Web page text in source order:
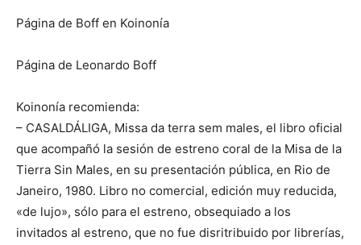
Página de Boff en Koinonía
Página de Leonardo Boff
Koinonía recomienda:
– CASALDÁLIGA, Missa da terra sem males, el libro oficial
que acompañó la sesión de estreno coral de la Misa de la
Tierra Sin Males, en su presentación pública, en Rio de
Janeiro, 1980. Libro no comercial, edición muy reducida,
«de lujo», sólo para el estreno, obsequiado a los
invitados al estreno, que no fue disritribuido por librerías,